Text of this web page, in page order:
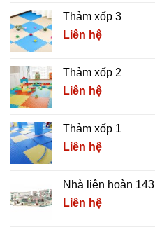
Thảm xốp 3
Liên hệ
Thảm xốp 2
Liên hệ
Thảm xốp 1
Liên hệ
Nhà liên hoàn 143
Liên hệ